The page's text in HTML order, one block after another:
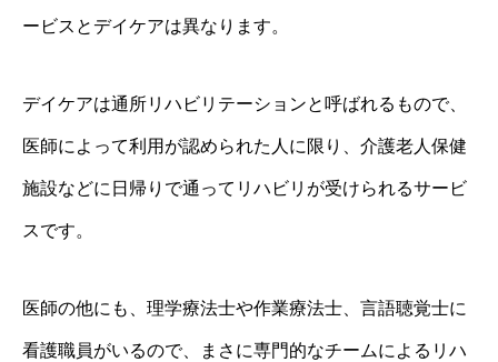
ービスとデイケアは異なります。
デイケアは通所リハビリテーションと呼ばれるもので、
医師によって利用が認められた人に限り、介護老人保健
施設などに日帰りで通ってリハビリが受けられるサービ
スです。
医師の他にも、理学療法士や作業療法士、言語聴覚士に
看護職員がいるので、まさに専門的なチームによるリハ